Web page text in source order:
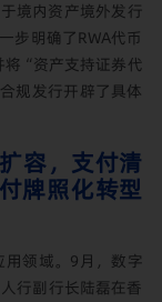
境内资产境外发行
步明确了RWA代币
“资产支持证券代
规发行开辟了具体
容，支付清
牌照化转型
领域。9月，数字
行副行长陆磊在香